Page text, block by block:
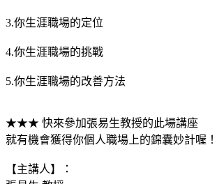
3.你生涯職場的定位
4.你生涯職場的挑戰
5.你生涯職場的改善方法
★★★ 快來參加張易生教授的此場講座
就有機會獲得你個人職場上的錦囊妙計喔！
【主講人】：